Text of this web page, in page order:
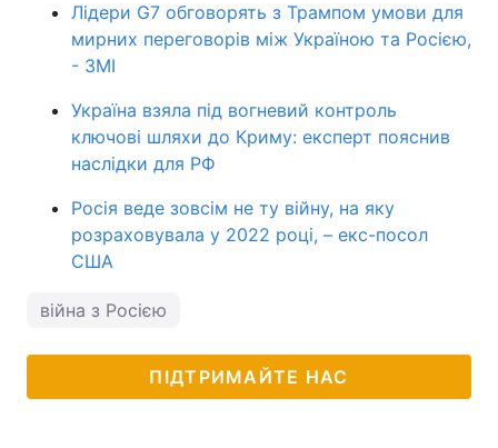
Лідери G7 обговорять з Трампом умови для
мирних переговорів між Україною та Росією,
- ЗМІ
Україна взяла під вогневий контроль
ключові шляхи до Криму: експерт пояснив
наслідки для РФ
Росія веде зовсім не ту війну, на яку
розраховувала у 2022 році, – екс-посол
США
війна з Росією
ПІДТРИМАЙТЕ НАС